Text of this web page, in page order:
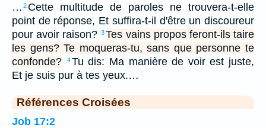
… 2 Cette multitude de paroles ne trouvera-t-elle
point de réponse, Et suffira-t-il d'être un discoureur
pour avoir raison? 3 Tes vains propos feront-ils taire
les gens? Te moqueras-tu, sans que personne te
confonde?
4Tu dis: Ma manière de voir est juste,
Et je suis pur à tes yeux.…
Références Croisées
Job 17:2